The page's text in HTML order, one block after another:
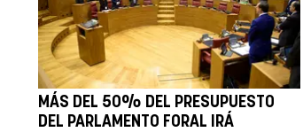
MÁS DEL 50% DEL PRESUPUESTO
DEL PARLAMENTO FORAL IRÁ